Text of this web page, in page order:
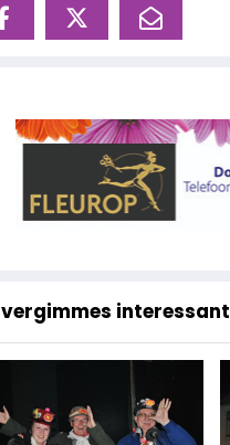
vergimmes interessant